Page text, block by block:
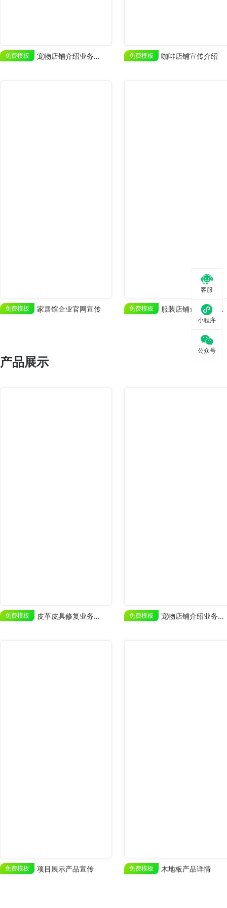
免费模板 宠物店铺介绍业务展示 免费模板 咖啡店铺宣传介绍
免费模板 家居馆企业官网宣传 免费模板 服装店铺企业官网业务展示
产品展示
免费模板 皮革皮具修复业务宣传 免费模板 宠物店铺介绍业务展示
免费模板 项目展示产品宣传 免费模板 木地板产品详情

客服

小程序

公众号